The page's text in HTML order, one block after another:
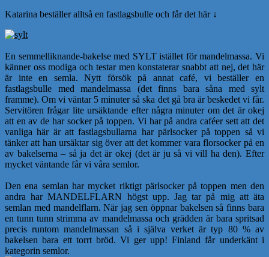
Katarina beställer alltså en fastlagsbulle och får det här ↓
En semmelliknande-bakelse med SYLT istället för mandelmassa. Vi
känner oss modiga och testar men konstaterar snabbt att nej, det här
är inte en semla.Nytt försök på annat café, vi beställer en
fastlagsbulle med mandelmassa (det finns bara såna med sylt
framme). Om vi väntar 5 minuter så ska det gå bra är beskedet vi får.
Servitören frågar lite ursäktande efter några minuter om det är okej
att en av de har socker på toppen. Vi har på andra caféer sett att det
vanliga här är att fastlagsbullarna har pärlsocker på toppen så vi
tänker att han ursäktar sig över att det kommer vara florsocker på en
av bakelserna – så ja det är okej (det är ju så vi vill ha den). Efter
mycket väntande får vi våra semlor.
Den ena semlan har mycket riktigt pärlsocker på toppen men den
andra har MANDELFLARN högst upp. Jag tar på mig att äta
semlan med mandelflarn. När jag sen öppnar bakelsen så finns bara
en tunn tunn strimma av mandelmassa och grädden är bara spritsad
precis runtom mandelmassan så i själva verket är typ 80 % av
bakelsen bara ett torrt bröd. Vi ger upp! Finland får underkänt i
kategorin semlor.